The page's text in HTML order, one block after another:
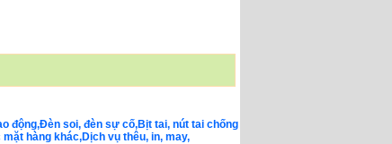
động,Đèn soi, đèn sự cố,Bịt tai, nút tai chống
hàng khác,Dịch vụ thêu, in, may,